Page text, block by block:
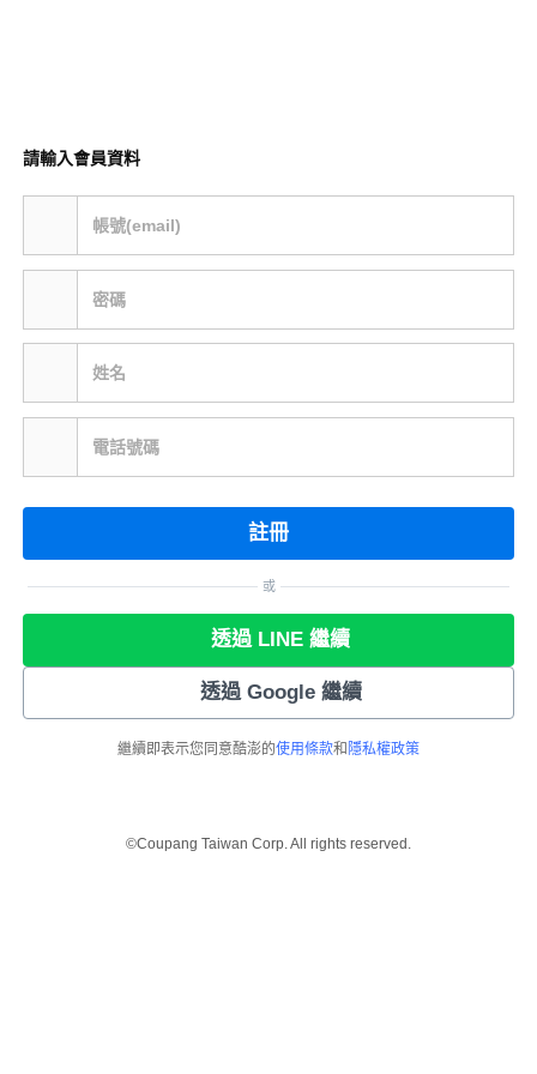
請輸入會員資料
帳號(email)
密碼
姓名
電話號碼
註冊
或
透過 LINE 繼續
透過 Google 繼續
繼續即表示您同意酷澎的使用條款和 隱私權政策
©Coupang Taiwan Corp. All rights reserved.